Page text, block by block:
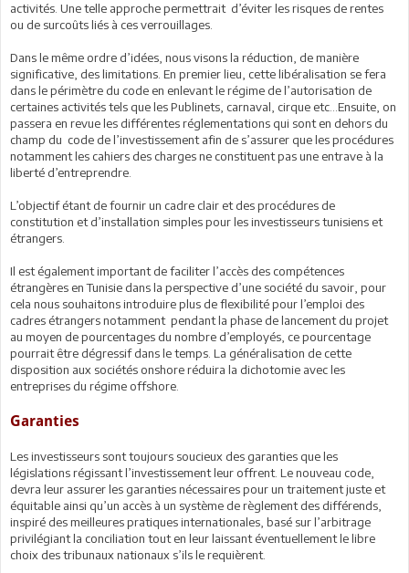
activités. Une telle approche permettrait d’éviter les risques de rentes
ou de surcoûts liés à ces verrouillages.
Dans le même ordre d’idées, nous visons la réduction, de manière
significative, des limitations. En premier lieu, cette libéralisation se fera
dans le périmètre du code en enlevant le régime de l’autorisation de
certaines activités tels que les Publinets, carnaval, cirque etc…Ensuite, on
passera en revue les différentes réglementations qui sont en dehors du
champ du code de l’investissement afin de s’assurer que les procédures
notamment les cahiers des charges ne constituent pas une entrave à la
liberté d’entreprendre.
L’objectif étant de fournir un cadre clair et des procédures de
constitution et d’installation simples pour les investisseurs tunisiens et
étrangers.
Il est également important de faciliter l’accès des compétences
étrangères en Tunisie dans la perspective d’une société du savoir, pour
cela nous souhaitons introduire plus de flexibilité pour l’emploi des
cadres étrangers notamment pendant la phase de lancement du projet
au moyen de pourcentages du nombre d’employés, ce pourcentage
pourrait être dégressif dans le temps. La généralisation de cette
disposition aux sociétés onshore réduira la dichotomie avec les
entreprises du régime offshore.
Garanties
Les investisseurs sont toujours soucieux des garanties que les
législations régissant l’investissement leur offrent. Le nouveau code,
devra leur assurer les garanties nécessaires pour un traitement juste et
équitable ainsi qu’un accès à un système de règlement des différends,
inspiré des meilleures pratiques internationales, basé sur l’arbitrage
privilégiant la conciliation tout en leur laissant éventuellement le libre
choix des tribunaux nationaux s’ils le requièrent.